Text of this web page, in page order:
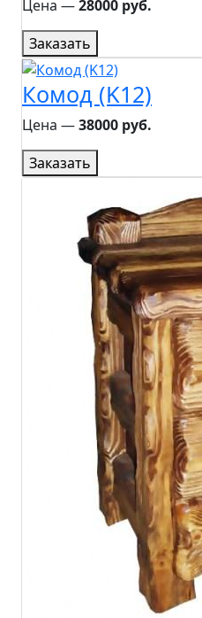
Цена ―28000 руб.
Заказать
Комод (K12)
Цена ―38000 руб.
Заказать